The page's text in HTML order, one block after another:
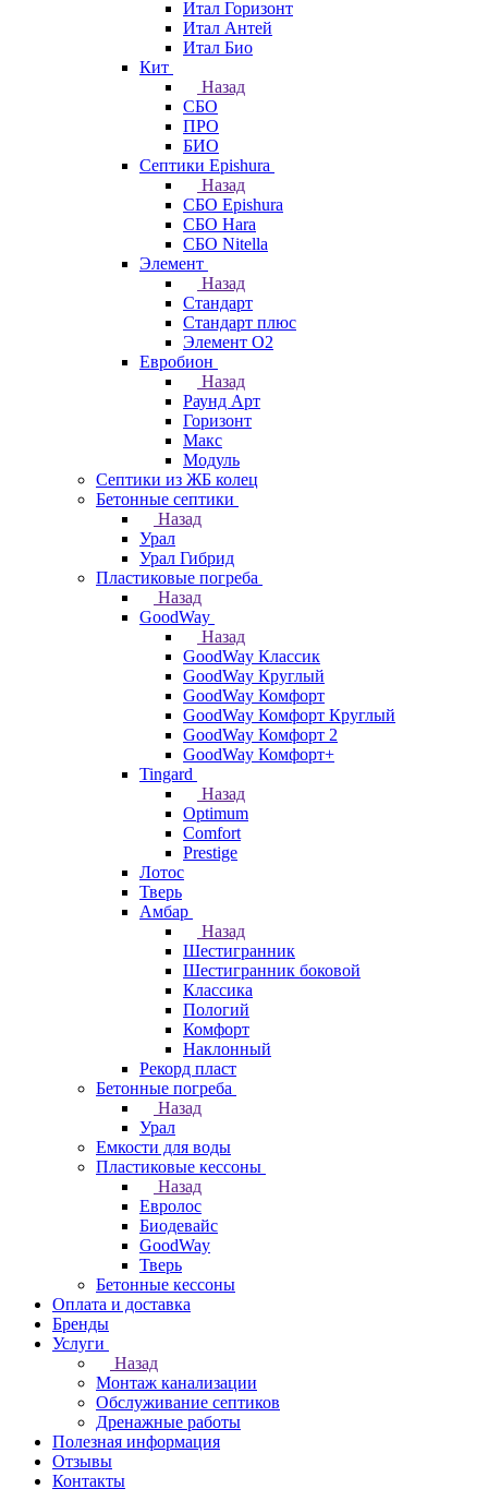
Итал Горизонт
Итал Антей
Итал Био
Кит
Назад
СБО
ПРО
БИО
Септики Epishura
Назад
СБО Epishura
СБО Hara
СБО Nitella
Элемент
Назад
Стандарт
Стандарт плюс
Элемент О2
Евробион
Назад
Раунд Арт
Горизонт
Макс
Модуль
Септики из ЖБ колец
Бетонные септики
Назад
Урал
Урал Гибрид
Пластиковые погреба
Назад
GoodWay
Назад
GoodWay Классик
GoodWay Круглый
GoodWay Комфорт
GoodWay Комфорт Круглый
GoodWay Комфорт 2
GoodWay Комфорт+
Tingard
Назад
Optimum
Comfort
Prestige
Лотос
Тверь
Амбар
Назад
Шестигранник
Шестигранник боковой
Классика
Пологий
Комфорт
Наклонный
Рекорд пласт
Бетонные погреба
Назад
Урал
Емкости для воды
Пластиковые кессоны
Назад
Евролос
Биодевайс
GoodWay
Тверь
Бетонные кессоны
Оплата и доставка
Бренды
Услуги
Назад
Монтаж канализации
Обслуживание септиков
Дренажные работы
Полезная информация
Отзывы
Контакты